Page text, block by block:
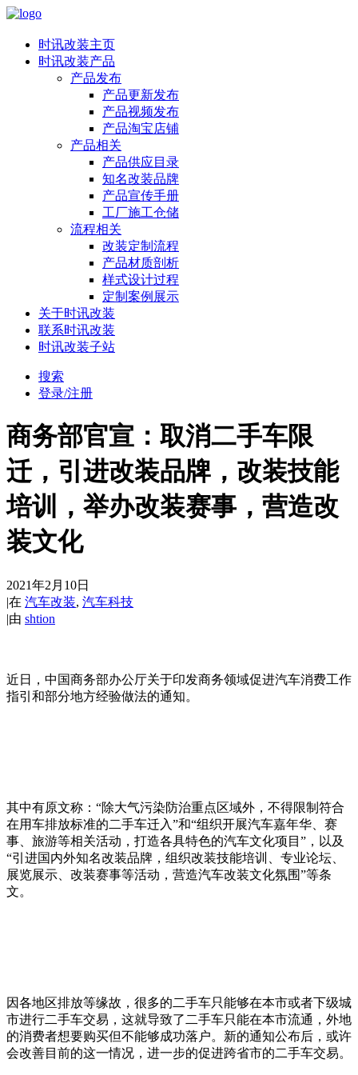
时讯改装主页
时讯改装产品
产品发布
产品更新发布
产品视频发布
产品淘宝店铺
产品相关
产品供应目录
知名改装品牌
产品宣传手册
工厂施工仓储
流程相关
改装定制流程
产品材质剖析
样式设计过程
定制案例展示
关于时讯改装
联系时讯改装
时讯改装子站
搜索
登录/注册
商务部官宣：取消二手车限
迁，引进改装品牌，改装技能
培训，举办改装赛事，营造改
装文化
2021年2月10日
|在 汽车改装, 汽车科技
|由 shtion
近日，中国商务部办公厅关于印发商务领域促进汽车消费工作
指引和部分地方经验做法的通知。
其中有原文称：“除大气污染防治重点区域外，不得限制符合
在用车排放标准的二手车迁入”和“组织开展汽车嘉年华、赛
事、旅游等相关活动，打造各具特色的汽车文化项目”，以及
“引进国内外知名改装品牌，组织改装技能培训、专业论坛、
展览展示、改装赛事等活动，营造汽车改装文化氛围”等条
文。
因各地区排放等缘故，很多的二手车只能够在本市或者下级城
市进行二手车交易，这就导致了二手车只能在本市流通，外地
的消费者想要购买但不能够成功落户。新的通知公布后，或许
会改善目前的这一情况，进一步的促进跨省市的二手车交易。